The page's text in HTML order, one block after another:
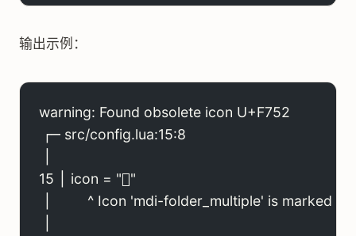
输出示例：
warning: Found obsolete icon U+F752
┌─ src/config.lua:15:8
15 │ icon = ""
│         ^ Icon 'mdi-folder_multiple' is marked